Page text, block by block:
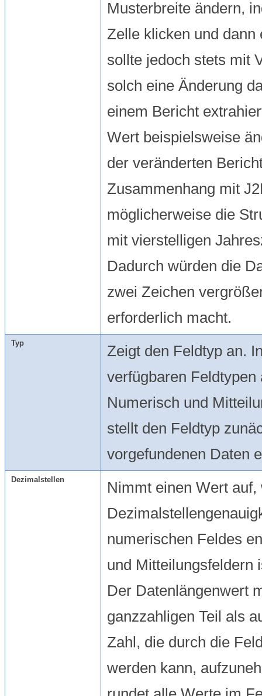
Musterbreite ändern,
Zelle klicken und dann
sollte jedoch stets mit
solch eine Änderung
einem Bericht
Wert beispielsweise
der veränderten
Zusammenhang mit
möglicherweise die
mit vierstelligen
Dadurch würden die
zwei Zeichen
erforderlich macht.
Typ
Zeigt den Feldtyp an.
verfügbaren Feldtypen
Numerisch und
stellt den Feldtyp
vorgefundenen Daten
Dezimalstellen
Nimmt einen Wert auf,
numerischen Feldes
und Mitteilungsfeldern
Der Datenlängenwert
ganzzahligen Teil als
Zahl, die durch die
werden kann,